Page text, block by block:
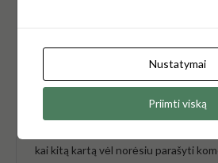
El.paštas*
Noriu savo interneto naršyklėje
kai kitą kartą vėl norėsiu parašyti
Nustatymai
Priimti viską